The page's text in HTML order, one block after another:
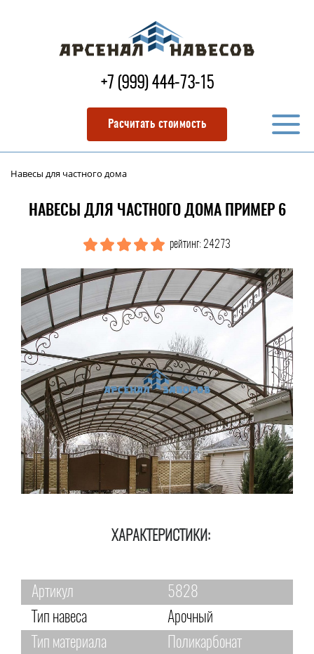
+7 (999) 444-73-15
Расчитать стоимость
Навесы для частного дома
НАВЕСЫ ДЛЯ ЧАСТНОГО ДОМА ПРИМЕР 6
рейтинг: 24273
ХАРАКТЕРИСТИКИ:
Артикул
5828
Тип навеса
Арочный
Тип материала
Поликарбонат